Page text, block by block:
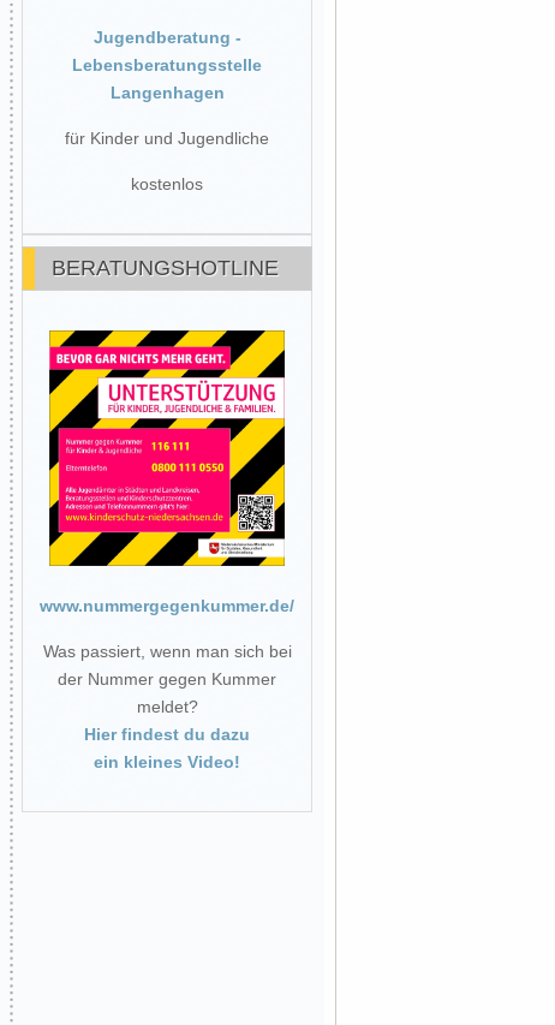
Jugendberatung -
Lebensberatungsstelle
Langenhagen
für Kinder und Jugendliche
kostenlos
BERATUNGSHOTLINE
www.nummergegenkummer.de/
Was passiert, wenn man sich bei
der Nummer gegen Kummer
meldet?
Hier findest du dazu
ein kleines Video!